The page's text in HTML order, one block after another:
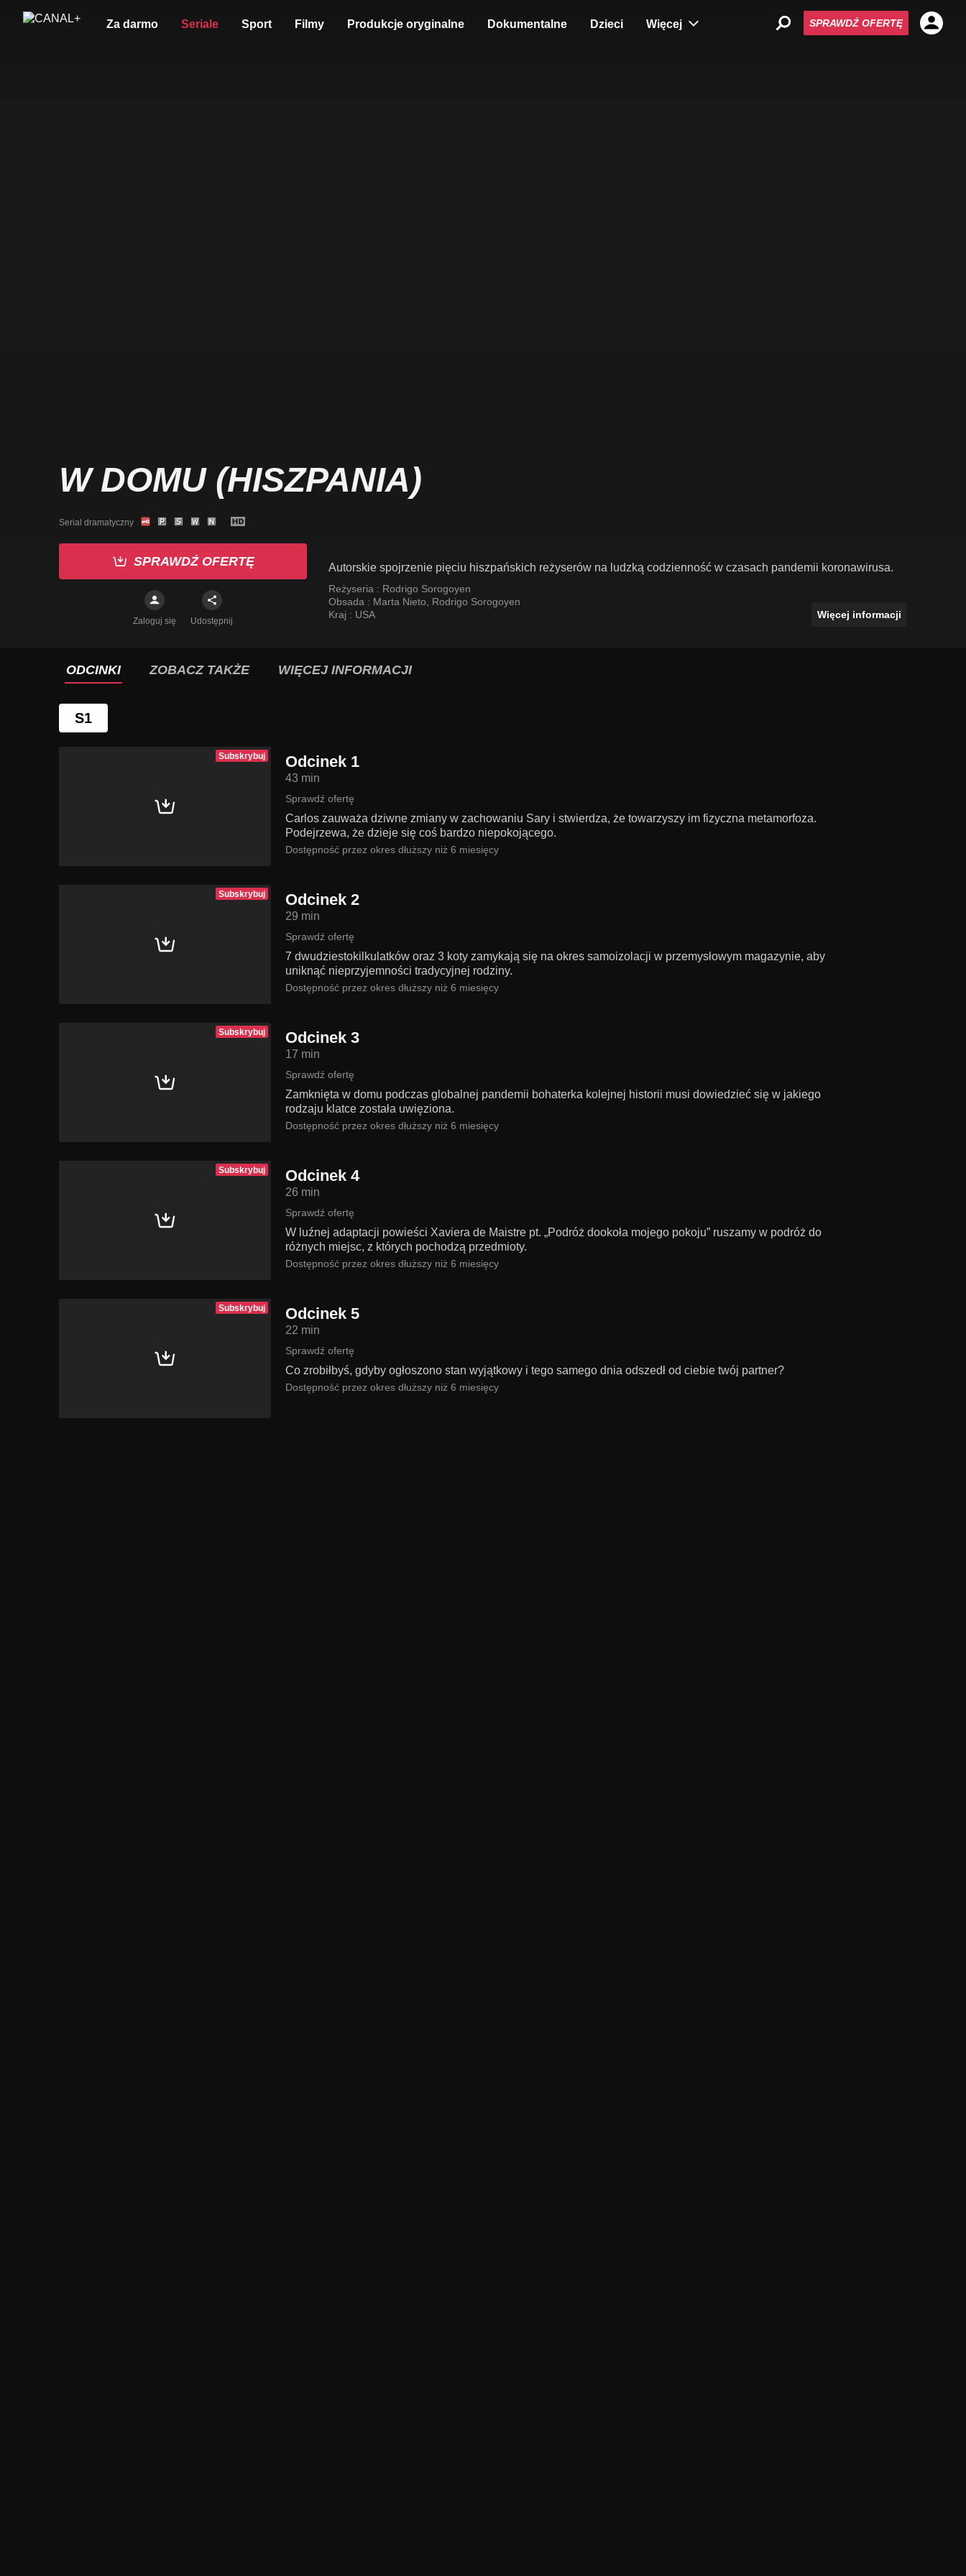
Za darmo Seriale Sport Filmy Produkcje oryginalne Dokumentalne Dzieci Więcej SPRAWDŹ OFERTĘ
W DOMU (HISZPANIA)
Serial dramatyczny
SPRAWDŹ OFERTĘ
Zaloguj się Udostępnij
Autorskie spojrzenie pięciu hiszpańskich reżyserów na ludzką codzienność w czasach pandemii koronawirusa.
Reżyseria : Rodrigo Sorogoyen
Obsada : Marta Nieto
Rodrigo Sorogoyen
Kraj : USA Więcej informacji
ODCINKI ZOBACZ TAKŻE WIĘCEJ INFORMACJI
S1
Subskrybuj Odcinek 1
43 min
Sprawdź ofertę
Carlos zauważa dziwne zmiany w zachowaniu Sary i stwierdza, że towarzyszy im fizyczna metamorfoza.
Podejrzewa, że dzieje się coś bardzo niepokojącego.
Dostępność przez okres dłuższy niż 6 miesięcy
Subskrybuj Odcinek 2
29 min
Sprawdź ofertę
7 dwudziestokilkulatków oraz 3 koty zamykają się na okres samoizolacji w przemysłowym magazynie, aby
uniknąć nieprzyjemności tradycyjnej rodziny.
Dostępność przez okres dłuższy niż 6 miesięcy
Subskrybuj Odcinek 3
17 min
Sprawdź ofertę
Zamknięta w domu podczas globalnej pandemii bohaterka kolejnej historii musi dowiedzieć się w jakiego
rodzaju klatce została uwięziona.
Dostępność przez okres dłuższy niż 6 miesięcy
Subskrybuj Odcinek 4
26 min
Sprawdź ofertę
W luźnej adaptacji powieści Xaviera de Maistre pt. „Podróż dookoła mojego pokoju” ruszamy w podróż do
różnych miejsc, z których pochodzą przedmioty.
Dostępność przez okres dłuższy niż 6 miesięcy
Subskrybuj Odcinek 5
22 min
Sprawdź ofertę
Co zrobiłbyś, gdyby ogłoszono stan wyjątkowy i tego samego dnia odszedł od ciebie twój partner?
Dostępność przez okres dłuższy niż 6 miesięcy